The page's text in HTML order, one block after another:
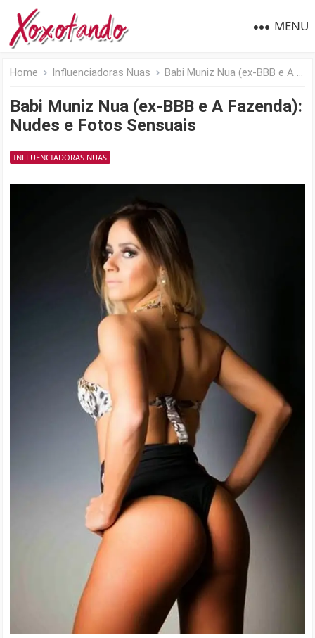
MENU
Home Influenciadoras Nuas Babi Muniz Nua (ex-BBB e A Fazenda): Nudes e Fotos Sensuais
Babi Muniz Nua (ex-BBB e A Fazenda):
Nudes e Fotos Sensuais
INFLUENCIADORAS NUAS